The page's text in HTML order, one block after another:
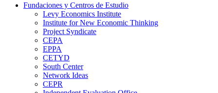
Fundaciones y Centros de Estudio
Levy Economics Institute
Institute for New Economic Thinking
Project Syndicate
CEPA
EPPA
CETYD
South Center
Network Ideas
CEPR